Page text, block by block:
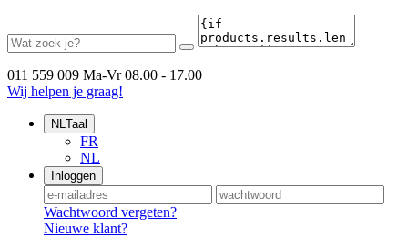
011 559 009 Ma-Vr 08.00 - 17.00
Wij helpen je graag!
NLTaal
FR
NL
Inloggen
Wachtwoord vergeten?
Nieuwe klant?